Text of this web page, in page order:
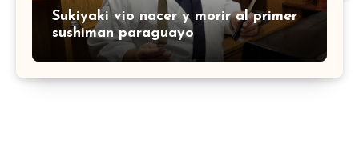
Sukiyaki vio nacer y morir al primer
sushiman paraguayo